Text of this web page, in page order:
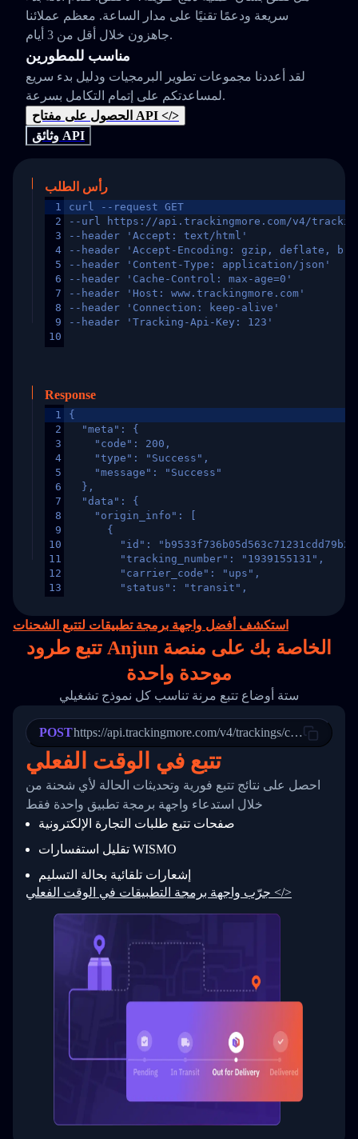
سريعة ودعمًا تقنيًا على مدار الساعة. معظم عملائنا
جاهزون خلال أقل من 3 أيام.
مناسب للمطورين
لقد أعددنا مجموعات تطوير البرمجيات ودليل بدء سريع
لمساعدتكم على إتمام التكامل بسرعة.
الحصول على مفتاح API </>
وثائق API
رأس الطلب
1
2
3
4
5
6
7
8
9
10
curl --request GET
--url https://api.trackingmore.com/v4/trackings/
--header 'Accept: text/html'
--header 'Accept-Encoding: gzip, deflate,
--header 'Content-Type: application/json'
--header 'Cache-Control: max-age=0'
--header 'Host: www.trackingmore.com'
--header 'Connection: keep-alive'
--header 'Tracking-Api-Key: 123'
Response
1
2
3
4
5
6
7
8
9
10
11
12
13
15
16
17
18
21
22
23
24
25
27
28
29
30
31
33
34
{
  "meta": {
    "code": 200,
    "type": "Success",
    "message": "Success"
  },
  "data": {
    "origin_info": [
      {
"id":
        "tracking_number": "1939155131",
        "carrier_code": "ups",
        "status": "transit",
"destination_country": "United
        "itemTimeLength": 2,
        "weblink": "",
        "phone": null,
        "trackinfo": [
          {
            "Date": "2017-03-08 04: 22: 00",
"StatusDescription": "Departed
"Details": "Departed Facility
          },
          {
            "Date": "2017-03-06 15:28:00",
"StatusDescription": "Shipment
"Details": "BEIJING-
          }
        ]
      }
  }
}
استكشف أفضل واجهة برمجة تطبيقات لتتبع الشحنات
تتبع طرود Anjun الخاصة بك على منصة
موحدة واحدة
ستة أوضاع تتبع مرنة تناسب كل نموذج تشغيلي
POSThttps://api.trackingmore.com/v4/trackings/create
تتبع في الوقت الفعلي
احصل على نتائج تتبع فورية وتحديثات الحالة لأي شحنة من
خلال استدعاء واجهة برمجة تطبيق واحدة فقط
صفحات تتبع طلبات التجارة الإلكترونية
تقليل استفسارات WISMO
إشعارات تلقائية بحالة التسليم
جرّب واجهة برمجة التطبيقات في الوقت الفعلي </>